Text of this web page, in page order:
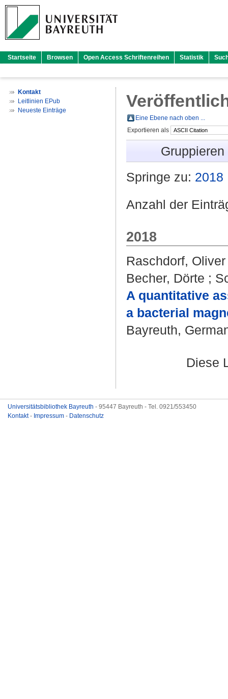
Startseite Browsen Open Access Schriftenreihen Statistik
Kontakt
Leitlinien EPub
Neueste Einträge
Eine Ebene nach oben ...
Exportieren als
Springe zu: 2018
Anzahl der
2018
Raschdorf, Oliver
Becher, Dörte ;
A quantitative
a bacterial
Bayreuth,
Diese
Universitätsbibliothek Bayreuth - 95447 Bayreuth - Tel. 0921/553450
Kontakt- Impressum - Datenschutz